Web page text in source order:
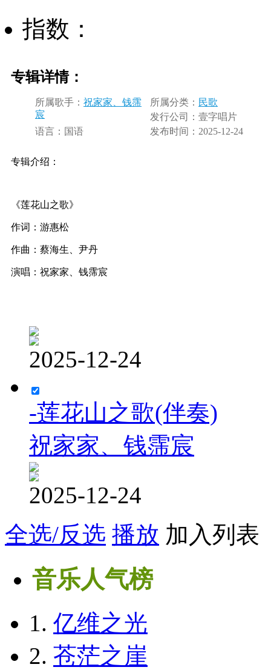
指数：
专辑详情：
所属歌手： 祝家家、钱霈
宸
所属分类： 民歌
发行公司： 壹字唱片
语言： 国语 发布时间： 2025-12-24
专辑介绍：
《莲花山之歌》
作词：游惠松
作曲：蔡海生、尹丹
演唱：祝家家、钱霈宸
2025-12-24
-莲花山之歌(伴奏)
祝家家、钱霈宸
2025-12-24
全选/反选 播放 加入列表
音乐人气榜
1. 亿维之光
2. 苍茫之崖